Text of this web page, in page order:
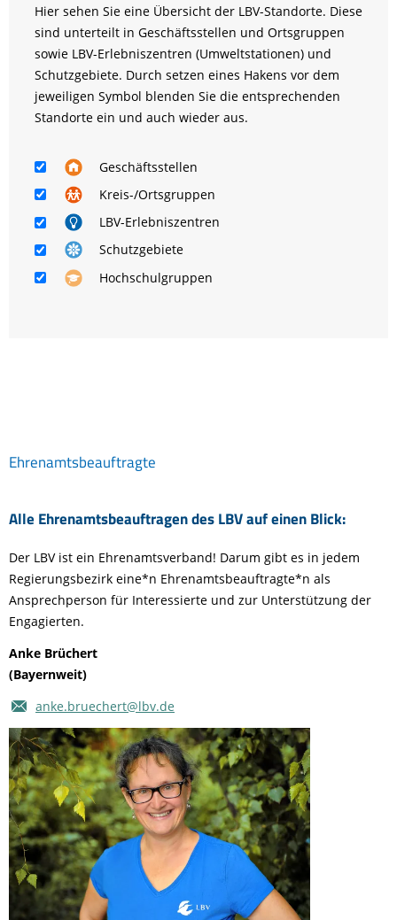
Hier sehen Sie eine Übersicht der LBV-Standorte. Diese
sind unterteilt in Geschäftsstellen und Ortsgruppen
sowie LBV-Erlebniszentren (Umweltstationen) und
Schutzgebiete. Durch setzen eines Hakens vor dem
jeweiligen Symbol blenden Sie die entsprechenden
Standorte ein und auch wieder aus.
Geschäftsstellen
Kreis-/Ortsgruppen
LBV-Erlebniszentren
Schutzgebiete
Hochschulgruppen
Ehrenamtsbeauftragte
Alle Ehrenamtsbeauftragen des LBV auf einen Blick:
Der LBV ist ein Ehrenamtsverband! Darum gibt es in jedem
Regierungsbezirk eine*n Ehrenamtsbeauftragte*n als
Ansprechperson für Interessierte und zur Unterstützung der
Engagierten.
Anke Brüchert
(Bayernweit)
anke.bruechert@lbv.de